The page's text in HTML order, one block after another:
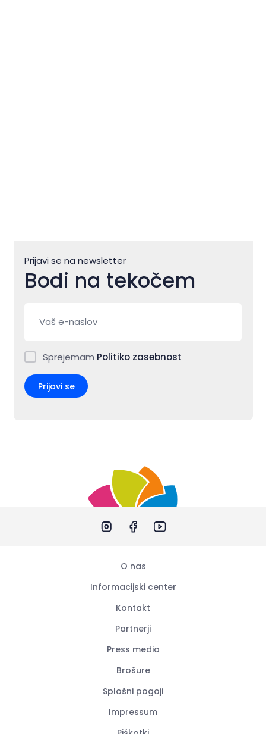
Prijavi se na newsletter
Bodi na tekočem
Sprejemam Politiko zasebnost
Prijavi se
O nas
Informacijski center
Kontakt
Partnerji
Press media
Brošure
Splošni pogoji
Impressum